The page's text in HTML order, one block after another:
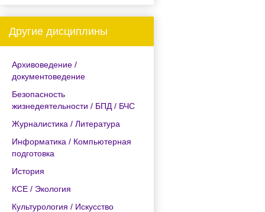
Другие дисциплины
Архивоведение /
документоведение
Безопасность
жизнедеятельности / БПД / БЧС
Журналистика / Литература
Информатика / Компьютерная
подготовка
История
КСЕ / Экология
Культурология / Искусство